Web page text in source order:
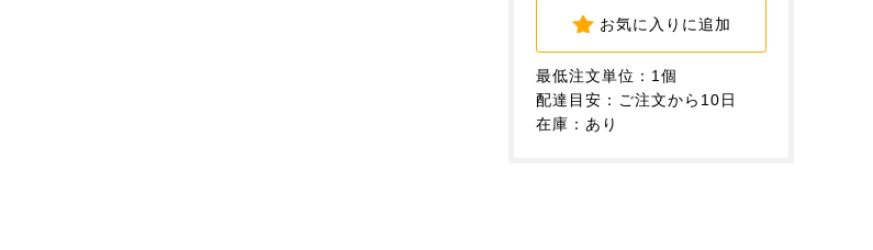
お気に入りに追加
最低注文単位：1個
配達目安：ご注文から10日
在庫：あり